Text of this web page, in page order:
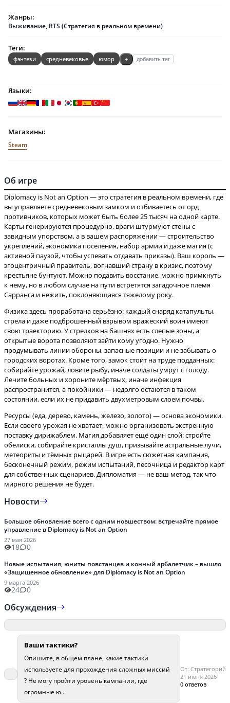
Жанры:
Выживание, RTS (Стратегия в реальном времени)
Теги:
фэнтези средневековье юмор + добавить тег
Языки:
Магазины:
Steam
Об игре
Diplomacy is Not an Option — это стратегия в реальном времени, где
вы управляете средневековым замком и отбиваетесь от орд
противников, которых может быть более 25 тысяч на одной карте.
Карты генерируются процедурно, враги штурмуют стены с
завидным упорством, а в вашем распоряжении — строительство
укреплений, экономика поселения, набор армии и даже магия (с
активной паузой, чтобы успевать отдавать приказы). Ваш король —
эгоцентричный правитель, вогнавший страну в кризис, поэтому
крестьяне бунтуют. Можно подавить восстание, можно примкнуть
к нему, но в любом случае на пути встретятся загадочное племя
Физика здесь проработана серьёзно: каждый снаряд катапульты,
стрела и даже подброшенный взрывом вражеский воин имеют
свою траекторию. У стрелков на башнях есть слепые зоны, а
открытые ворота позволяют зайти кому угодно. Нужно
продумывать линии обороны, запасные позиции и не забывать о
городских воротах. Кроме того, замок стоит на труде подданных:
собирайте урожай, ловите рыбу, иначе солдаты умрут с голоду.
Лечите больных и хороните мёртвых, иначе инфекция
распространится, а покойники — недолго остаются в таком
Ресурсы (еда, дерево, камень, железо, золото) — основа экономики.
Если своего урожая не хватает, можно организовать экстренную
поставку дирижаблем. Магия добавляет ещё один слой: стройте
обелиски, собирайте кристаллы душ, призывайте астральные лучи,
метеориты и тёмных рыцарей. В игре есть сюжетная кампания,
бесконечный режим, режим испытаний, песочница и редактор карт
для собственных сценариев. Дипломатия — не ваш метод, так что
мирного решения не будет.
Новости
Большое обновление всего с одним новшеством: встречайте прямое
управление в Diplomacy is Not an Option
27 мая 2026
18 0
Новые испытания, юниты повстанцев и конный арбалетчик – вышло
«Защищенное обновление» для Diplomacy is Not an Option
9 марта 2026
24 0
Обсуждения
Ваши тактики?
Опишите, в общем плане, какие тактики
используете для прохождения сложных миссий
? Не могу пройти уровень кампании, где
огромные ю...
От: Стратегорий
21 июня 2026
0 ответов